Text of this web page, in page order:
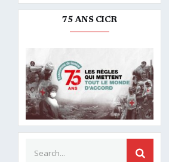
75 ANS CICR